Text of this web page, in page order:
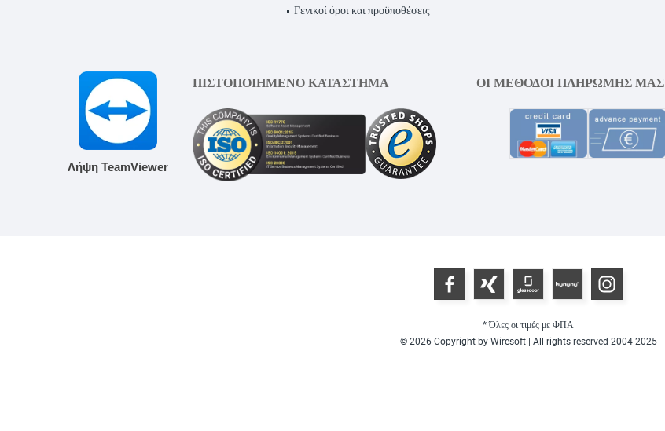
Γενικοί όροι και προϋποθέσεις
Λήψη TeamViewer
ΠΙΣΤΟΠΟΙΗΜΕΝΟ ΚΑΤΑΣΤΗΜΑ ΟΙ ΜΈΘΟΔΟΙ ΠΛΗΡΩΜΉΣ ΜΑΣ
* Όλες οι τιμές με ΦΠΑ
© 2026 Copyright by Wiresoft | All rights reserved 2004-2025